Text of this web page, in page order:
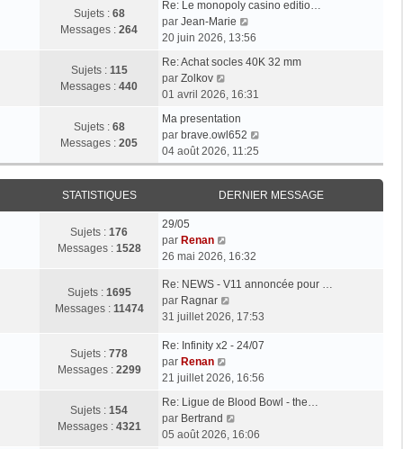
Sujets : 68
Messages : 264
Re: Le monopoly casino editio…
par Jean-Marie
o
r
e
e
r
n
i
e
r
s
s
g
20 juin 2026, 13:56
Sujets : 115
Messages : 440
Re: Achat socles 40K 32 mm
par Zolkov
o
r
l
e
e
e
m
e
s
a
e
01 avril 2026, 16:31
Sujets : 68
Messages : 205
Ma presentation
par brave.owl652
i
r
l
e
n
e
m
s
a
04 août 2026, 11:25
STATISTIQUES DERNIER MESSAGE
Sujets : 176
Messages : 1528
29/05
par Renan
o
r
l
e
n
i
e
26 mai 2026, 16:32
Sujets : 1695
Messages : 11474
Re: NEWS - V11 annoncée pour …
par Ragnar
r
e
d
e
r
31 juillet 2026, 17:53
Sujets : 778
Messages : 2299
Re: Infinity x2 - 24/07
par Renan
o
r
l
e
21 juillet 2026, 16:56
Sujets : 154
Messages : 4321
Re: Ligue de Blood Bowl - the…
par Bertrand
o
05 août 2026, 16:06